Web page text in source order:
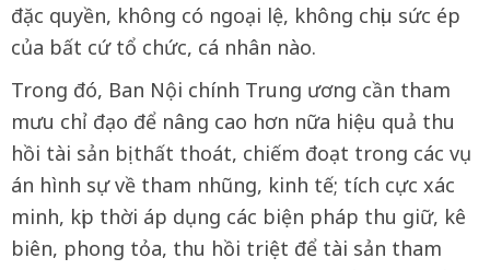
đặc quyền, không có ngoại lệ, không chịu sức ép
của bất cứ tổ chức, cá nhân nào.
Trong đó, Ban Nội chính Trung ương cần tham
mưu chỉ đạo để nâng cao hơn nữa hiệu quả thu
hồi tài sản bị thất thoát, chiếm đoạt trong các vụ
án hình sự về tham nhũng, kinh tế; tích cực xác
minh, kịp thời áp dụng các biện pháp thu giữ, kê
biên, phong tỏa, thu hồi triệt để tài sản tham